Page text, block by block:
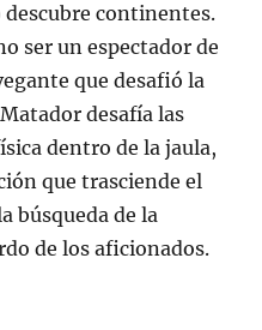
continentes.
ser un espectador de
que desafió la
desafía las
dentro de la jaula,
que trasciende el
búsqueda de la
de los aficionados.